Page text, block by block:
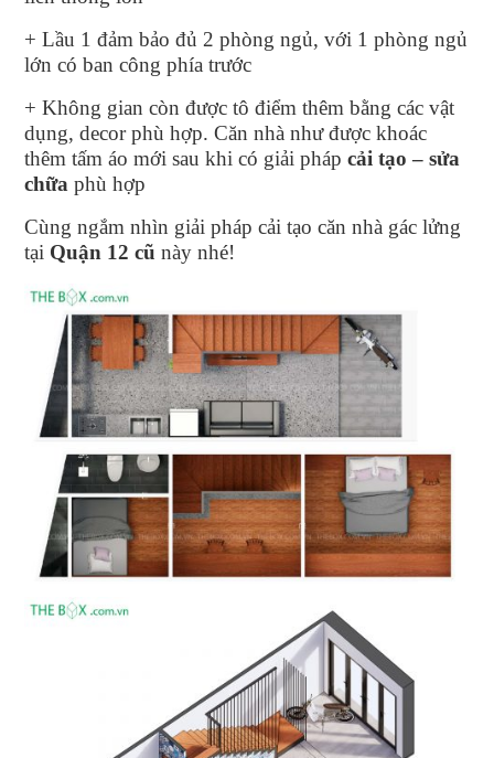
+ Lầu 1 đảm bảo đủ 2 phòng ngủ, với 1 phòng ngủ
lớn có ban công phía trước
+ Không gian còn được tô điểm thêm bằng các vật
dụng, decor phù hợp. Căn nhà như được khoác
thêm tấm áo mới sau khi có giải phápcải tạo – sửa
chữaphù hợp
Cùng ngắm nhìn giải pháp cải tạo căn nhà gác lửng
tại Quận 12 cũ này nhé!